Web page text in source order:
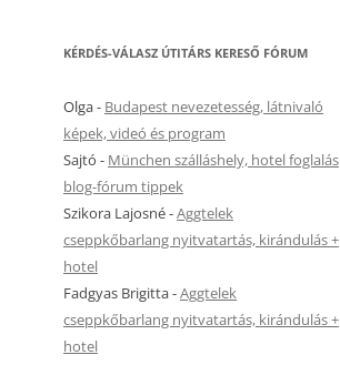
KÉRDÉS-VÁLASZ ÚTITÁRS KERESŐ FÓRUM
Olga- Budapest nevezetesség, látnivaló
képek, videó és program
Sajtó - München szálláshely, hotel foglalás
blog-fórum tippek
Szikora Lajosné-Aggtelek
cseppkőbarlang nyitvatartás, kirándulás +
hotel
Fadgyas Brigitta-Aggtelek
cseppkőbarlang nyitvatartás, kirándulás +
hotel